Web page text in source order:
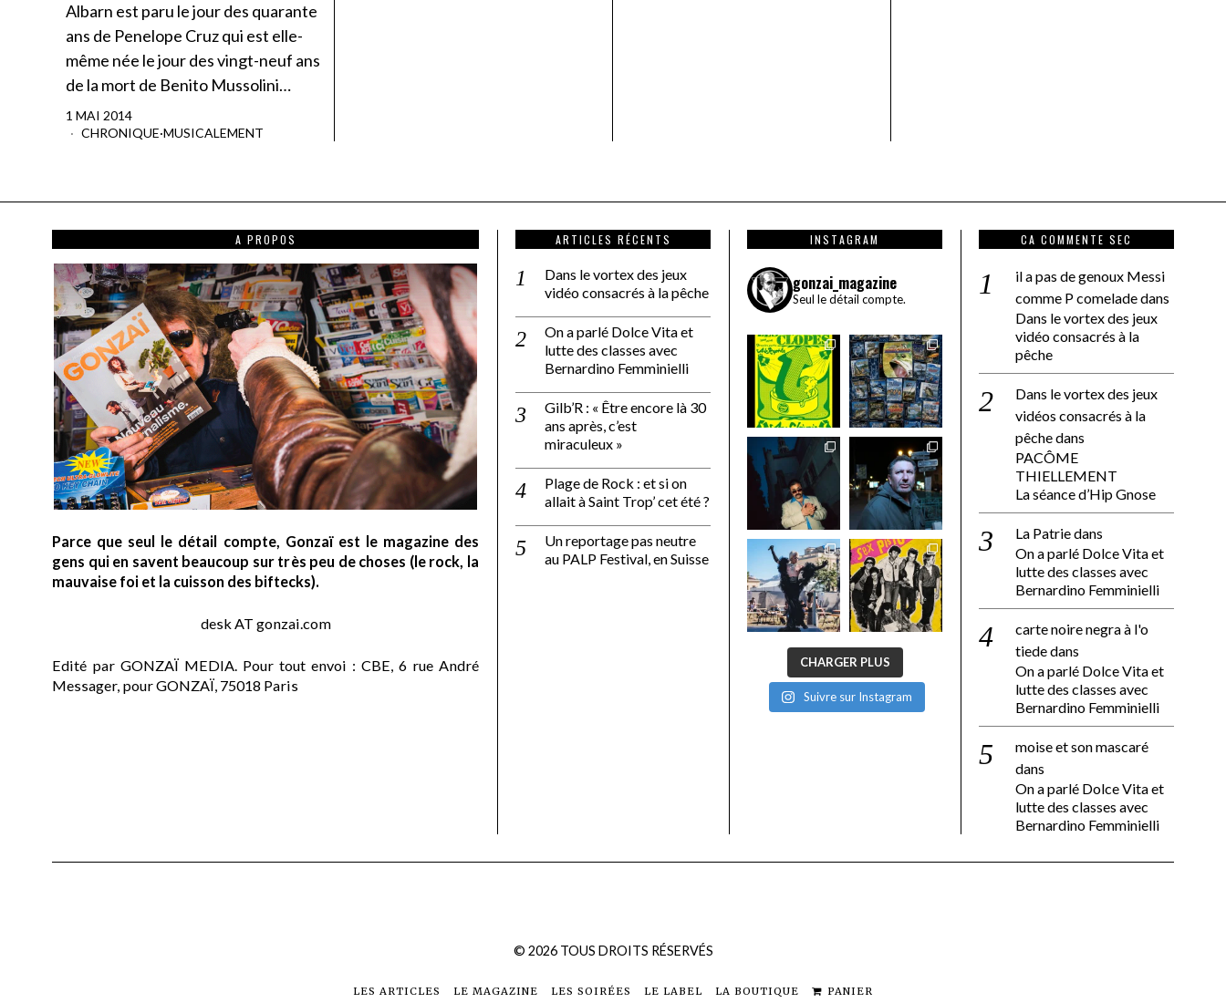
Albarn est paru le jour des quarante
ans de Penelope Cruz qui est elle-
même née le jour des vingt-neuf ans
de la mort de Benito Mussolini…
1 MAI 2014
CHRONIQUE·MUSICALEMENT
A PROPOS
Parce que seul le détail compte, Gonzaï est le magazine des
gens qui en savent beaucoup sur très peu de choses (le rock, la
mauvaise foi et la cuisson des biftecks).
desk AT gonzai.com
Edité par GONZAÏ MEDIA. Pour tout envoi : CBE, 6 rue André
Messager, pour GONZAÏ, 75018 Paris
ARTICLES RÉCENTS
Dans le vortex des jeux
vidéo consacrés à la pêche
On a parlé Dolce Vita et
lutte des classes avec
Bernardino Femminielli
Gilb’R : « Être encore là 30
ans après, c’est
miraculeux »
Plage de Rock : et si on
allait à Saint Trop’ cet été ?
Un reportage pas neutre
au PALP Festival, en Suisse
INSTAGRAM
gonzai_magazine
Seul le détail compte.
CHARGER PLUS
Suivre sur Instagram
CA COMMENTE SEC
il a pas de genoux Messi
comme P comeladedans
Dans le vortex des jeux
vidéo consacrés à la
pêche
Dans le vortex des jeux
vidéos consacrés à la
pêchedans
PACÔME
THIELLEMENT
La séance d’Hip Gnose
La Patriedans
On a parlé Dolce Vita et
lutte des classes avec
Bernardino Femminielli
carte noire negra à l'o
tiededans
On a parlé Dolce Vita et
lutte des classes avec
Bernardino Femminielli
moise et son mascaré
dans
On a parlé Dolce Vita et
lutte des classes avec
Bernardino Femminielli
© 2026TOUS DROITS RÉSERVÉS
LES ARTICLES LE MAGAZINE LES SOIRÉES LE LABEL LA BOUTIQUE PANIER